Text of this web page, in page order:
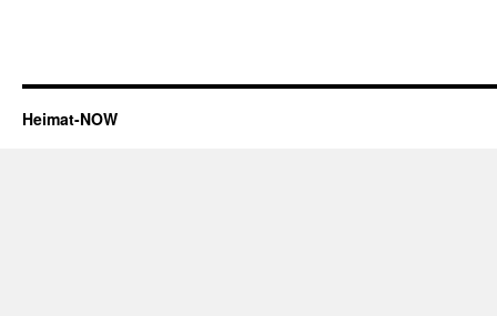
Heimat-NOW